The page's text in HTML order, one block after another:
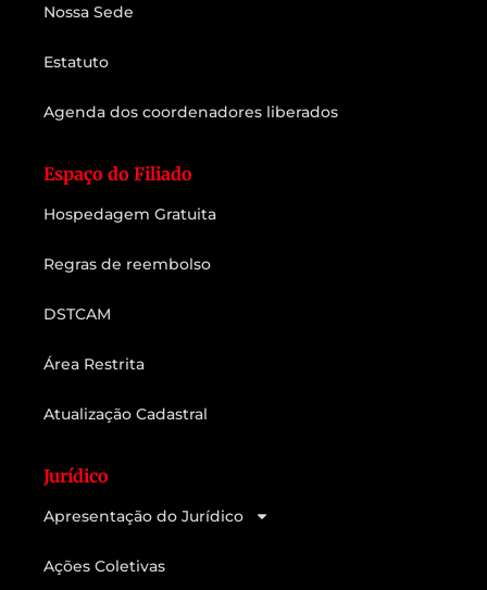
Nossa Sede
Estatuto
Agenda dos coordenadores liberados
Espaço do Filiado
Hospedagem Gratuita
Regras de reembolso
DSTCAM
Área Restrita
Atualização Cadastral
Jurídico
Apresentação do Jurídico
Ações Coletivas